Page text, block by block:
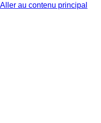
Aller au contenu principal